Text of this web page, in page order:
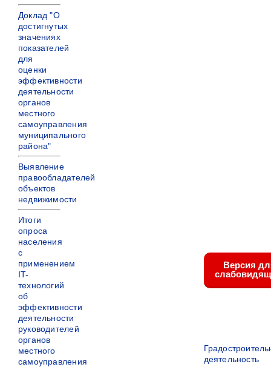
Доклад "О
достигнутых
значениях
показателей
для
оценки
эффективности
деятельности
органов
местного
самоуправления
муниципального
района"
Выявление
правообладателей
объектов
недвижимости
Итоги
опроса
населения
с
применением
IT-
технологий
об
эффективности
деятельности
руководителей
органов
местного
самоуправления
Версия
деятельность